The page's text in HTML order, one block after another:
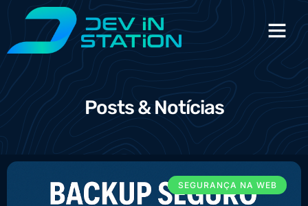
Posts & Notícias
SEGURANÇA NA WEB